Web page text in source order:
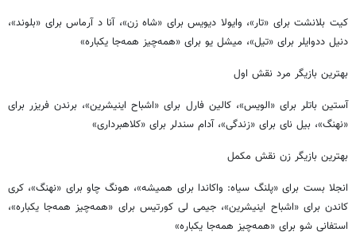
کیت بلانشت برای «تار»، وایولا دیویس برای «شاه زن»، آنا د آرماس برای «بلوند»،
دنیل ددوایلر برای «تیل»، میشل یو برای «همه‌چیز همه‌جا یکباره»
بهترین بازیگر مرد نقش اول
آستین باتلر برای «الویس»، کالین فارل برای «اشباح اینیشرین»، برندن فریزر برای
«نهنگ»، بیل نای برای «زندگی»، آدام سندلر برای «کلاهبرداری»
بهترین بازیگر زن نقش مکمل
انجلا بست برای «پلنگ سیاه: واکاندا برای همیشه»، هونگ چاو برای «نهنگ»، کری
کاندن برای «اشباح اینیشرین»، جیمی لی کورتیس برای «همه‌چیز همه‌جا یکباره»،
استفانی شو برای «همه‌چیز همه‌جا یکباره»